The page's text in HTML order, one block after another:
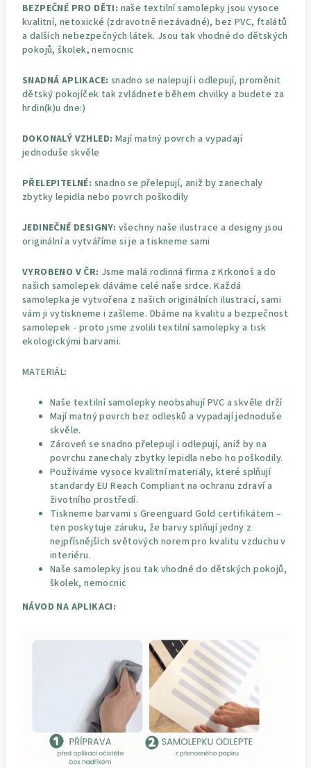
BEZPEČNÉ PRO DĚTI: naše textilní samolepky jsou vysoce
kvalitní, netoxické (zdravotně nezávadné), bez PVC, ftalátů
a dalších nebezpečných látek. Jsou tak vhodné do dětských
pokojů, školek, nemocnic
SNADNÁ APLIKACE: snadno se nalepují i odlepují, proměnit
dětský pokojíček tak zvládnete během chvilky a budete za
hrdin(k)u dne:)
DOKONALÝ VZHLED: Mají matný povrch a vypadají
jednoduše skvěle
PŘELEPITELNÉ: snadno se přelepují, aniž by zanechaly
zbytky lepidla nebo povrch poškodily
JEDINEČNÉ DESIGNY: všechny naše ilustrace a designy jsou
originální a vytváříme si je a tiskneme sami
VYROBENO V ČR: Jsme malá rodinná firma z Krkonoš a do
našich samolepek dáváme celé naše srdce. Každá
samolepka je vytvořena z našich originálních ilustrací, sami
vám ji vytiskneme i zašleme. Dbáme na kvalitu a bezpečnost
samolepek - proto jsme zvolili textilní samolepky a tisk
ekologickými barvami.
MATERIÁL:
Naše textilní samolepky neobsahují PVC a skvěle drží
Mají matný povrch bez odlesků a vypadají jednoduše
skvěle.
Zároveň se snadno přelepují i odlepují, aniž by na
povrchu zanechaly zbytky lepidla nebo ho poškodily.
Používáme vysoce kvalitní materiály, které splňují
standardy EU Reach Compliant na ochranu zdraví a
životního prostředí.
Tiskneme barvami s Greenguard Gold certifikátem –
ten poskytuje záruku, že barvy splňují jedny z
nejpřísnějších světových norem pro kvalitu vzduchu v
interiéru.
Naše samolepky jsou tak vhodné do dětských pokojů,
školek, nemocnic
NÁVOD NA APLIKACI: